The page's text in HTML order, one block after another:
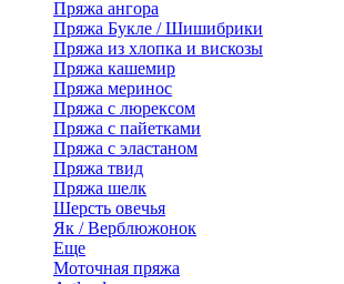
Пряжа ангора
Пряжа Букле / Шишибрики
Пряжа из хлопка и вискозы
Пряжа кашемир
Пряжа меринос
Пряжа с люрексом
Пряжа с пайетками
Пряжа с эластаном
Пряжа твид
Пряжа шелк
Шерсть овечья
Як / Верблюжонок
Еще
Моточная пряжа